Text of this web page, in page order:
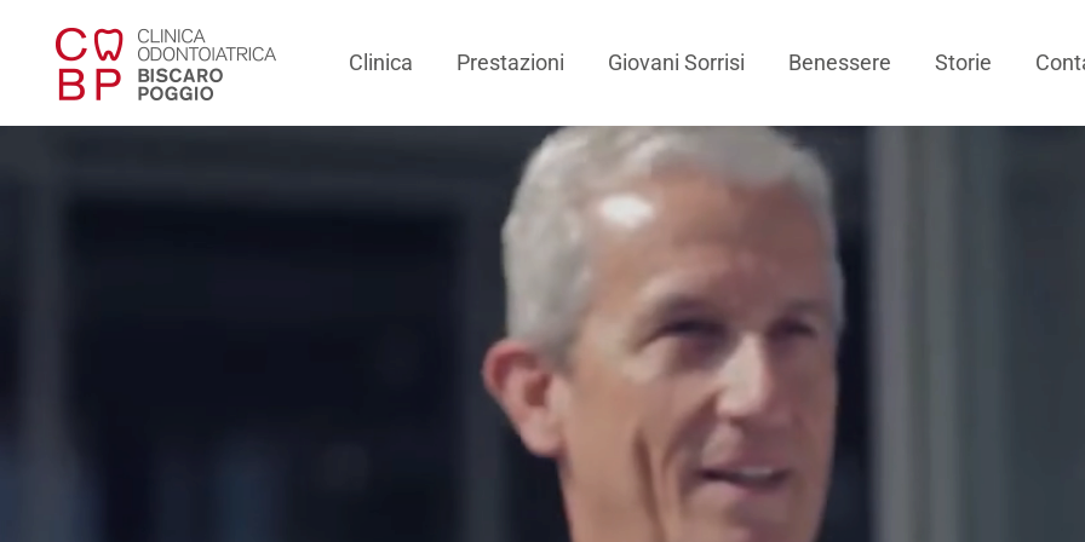
Clinica Prestazioni Giovani Sorrisi Benessere Storie